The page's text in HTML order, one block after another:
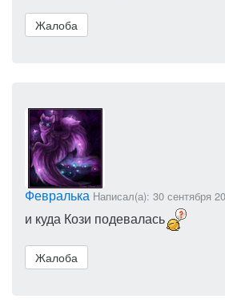
Жалоба
Февралька Написал(а): 30 сентября
и куда Кози подевалась
Жалоба